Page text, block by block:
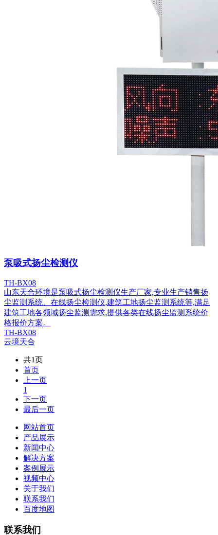
泵吸式扬尘检测仪
TH-BX08
山东天合环境是泵吸式扬尘检测仪生产厂家,专业生产销售扬
尘监测系统、在线扬尘检测仪,建筑工地扬尘监测系统等,满足
建筑工地各领域扬尘监测需求,提供各类在线扬尘监测系统价
格报价方案。
TH-BX08
云境天合
共1页
首页
上一页
1
下一页
最后一页
网站首页
产品展示
新闻中心
解决方案
案例展示
视频中心
关于我们
联系我们
百度地图
联系我们